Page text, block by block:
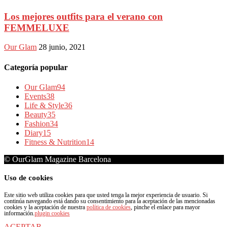
Los mejores outfits para el verano con
FEMMELUXE
Our Glam 28 junio, 2021
Categoría popular
Our Glam94
Events38
Life & Style36
Beauty35
Fashion34
Diary15
Fitness & Nutrition14
© OurGlam Magazine Barcelona
Uso de cookies
Este sitio web utiliza cookies para que usted tenga la mejor experiencia de usuario. Si
continúa navegando está dando su consentimiento para la aceptación de las mencionadas
cookies y la aceptación de nuestra política de cookies, pinche el enlace para mayor
información.plugin cookies